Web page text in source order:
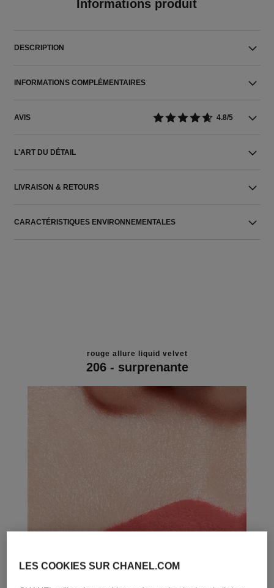
Informations produit
DESCRIPTION
INFORMATIONS COMPLÉMENTAIRES
AVIS 4.8/5
L'ART DU DÉTAIL
LIVRAISON & RETOURS
CARACTÉRISTIQUES ENVIRONNEMENTALES
rouge allure liquid velvet
206 - surprenante
LES COOKIES SUR CHANEL.COM